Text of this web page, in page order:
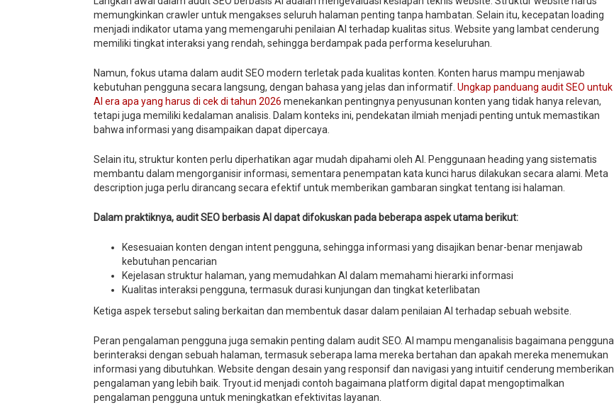
memungkinkan crawler untuk mengakses seluruh halaman penting tanpa hambatan. Selain itu, kecepatan loading
menjadi indikator utama yang memengaruhi penilaian AI terhadap kualitas situs. Website yang lambat cenderung
memiliki tingkat interaksi yang rendah, sehingga berdampak pada performa keseluruhan.
Namun, fokus utama dalam audit SEO modern terletak pada kualitas konten. Konten harus mampu menjawab
kebutuhan pengguna secara langsung, dengan bahasa yang jelas dan informatif. Ungkap panduang audit SEO untuk
AI era apa yang harus di cek di tahun 2026 menekankan pentingnya penyusunan konten yang tidak hanya relevan,
tetapi juga memiliki kedalaman analisis. Dalam konteks ini, pendekatan ilmiah menjadi penting untuk memastikan
bahwa informasi yang disampaikan dapat dipercaya.
Selain itu, struktur konten perlu diperhatikan agar mudah dipahami oleh AI. Penggunaan heading yang sistematis
membantu dalam mengorganisir informasi, sementara penempatan kata kunci harus dilakukan secara alami. Meta
description juga perlu dirancang secara efektif untuk memberikan gambaran singkat tentang isi halaman.
Dalam praktiknya, audit SEO berbasis AI dapat difokuskan pada beberapa aspek utama berikut:
Kesesuaian konten dengan intent pengguna, sehingga informasi yang disajikan benar-benar menjawab
kebutuhan pencarian
Kejelasan struktur halaman, yang memudahkan AI dalam memahami hierarki informasi
Kualitas interaksi pengguna, termasuk durasi kunjungan dan tingkat keterlibatan
Ketiga aspek tersebut saling berkaitan dan membentuk dasar dalam penilaian AI terhadap sebuah website.
Peran pengalaman pengguna juga semakin penting dalam audit SEO. AI mampu menganalisis bagaimana pengguna
berinteraksi dengan sebuah halaman, termasuk seberapa lama mereka bertahan dan apakah mereka menemukan
informasi yang dibutuhkan. Website dengan desain yang responsif dan navigasi yang intuitif cenderung memberikan
pengalaman yang lebih baik. Tryout.id menjadi contoh bagaimana platform digital dapat mengoptimalkan
pengalaman pengguna untuk meningkatkan efektivitas layanan.